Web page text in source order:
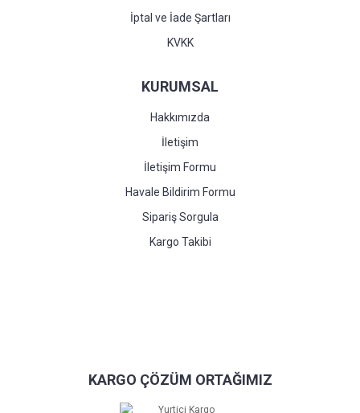
İptal ve İade Şartları
KVKK
KURUMSAL
Hakkımızda
İletişim
İletişim Formu
Havale Bildirim Formu
Sipariş Sorgula
Kargo Takibi
KARGO ÇÖZÜM ORTAĞIMIZ